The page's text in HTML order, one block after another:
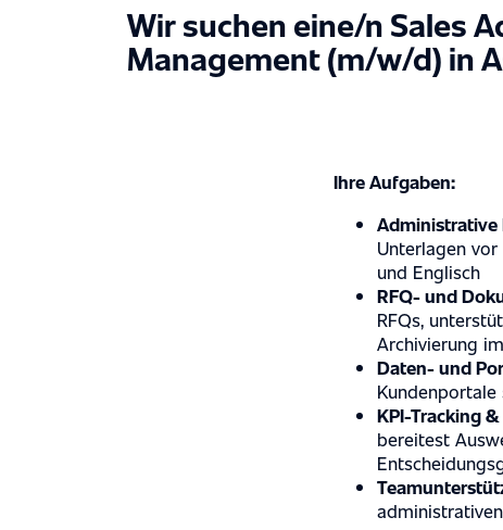
Wir suchen eine/n Sales
Management(m/w/d) in
Ihre Aufgaben:
Administrative
Unterlagen
und Englisch
RFQ- und
RFQs,
Archivierung
Daten- und
KPI-Tracking
bereitest